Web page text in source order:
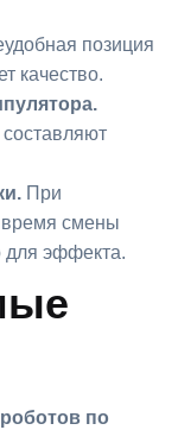
позиция
качество.
составляют
При
время смены
для эффекта.
по